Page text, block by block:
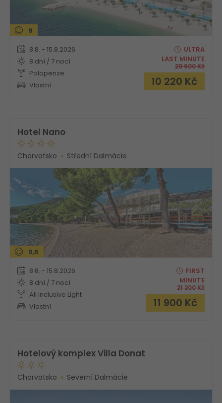
9
8.8. - 15.8.2026
8 dní / 7 nocí
Polopenze
Vlastní
ULTRA
LAST MINUTE
20 900Kč
10 220 Kč
Hotel Nano
Chorvatsko Střední Dalmácie
9,6
8.8. - 15.8.2026
8 dní / 7 nocí
All inclusive Light
Vlastní
FIRST
MINUTE
21 200Kč
11 900 Kč
Hotelový komplex Villa Donat
Chorvatsko Severní Dalmácie